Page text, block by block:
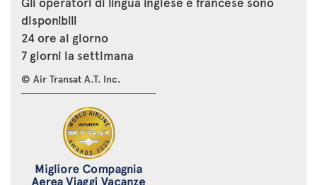
disponibili
24 ore al giorno
7 giorni la settimana
© Air Transat A.T. Inc.